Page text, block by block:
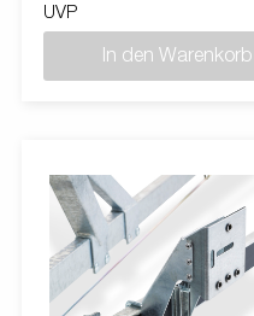
UVP
In den Warenkorb